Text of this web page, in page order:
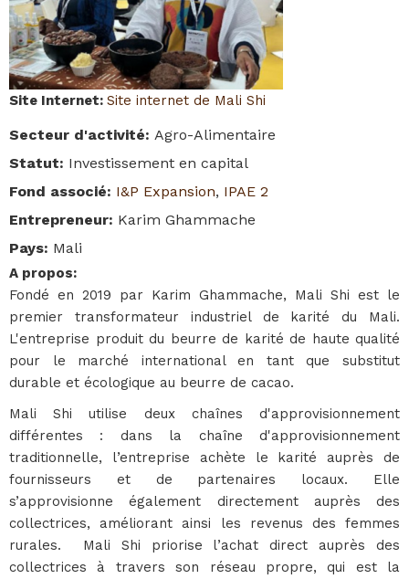
Site Internet: Site internet de Mali Shi
Secteur d'activité: Agro-Alimentaire
Statut: Investissement en capital
Fond associé: I&P Expansion, IPAE 2
Entrepreneur: Karim Ghammache
Pays: Mali
A propos:
Fondé en 2019 par Karim Ghammache, Mali Shi est le
premier transformateur industriel de karité du Mali.
L'entreprise produit du beurre de karité de haute qualité
pour le marché international en tant que substitut
durable et écologique au beurre de cacao.
Mali Shi utilise deux chaînes d'approvisionnement
différentes : dans la chaîne d'approvisionnement
traditionnelle, l’entreprise achète le karité auprès de
fournisseurs et de partenaires locaux. Elle
s’approvisionne également directement auprès des
collectrices, améliorant ainsi les revenus des femmes
rurales. Mali Shi priorise l’achat direct auprès des
collectrices à travers son réseau propre, qui est la